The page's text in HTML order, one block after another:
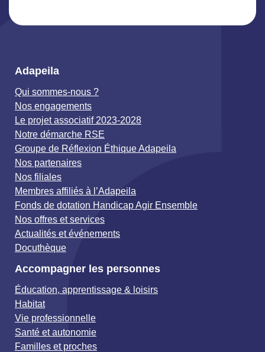
Adapeila
Qui sommes-nous ?
Nos engagements
Le projet associatif 2023-2028
Notre démarche RSE
Groupe de Réflexion Éthique Adapeila
Nos partenaires
Nos filiales
Membres affiliés à l’Adapeila
Fonds de dotation Handicap Agir Ensemble
Nos offres et services
Actualités et événements
Docuthèque
Accompagner les personnes
Éducation, apprentissage & loisirs
Habitat
Vie professionnelle
Santé et autonomie
Familles et proches